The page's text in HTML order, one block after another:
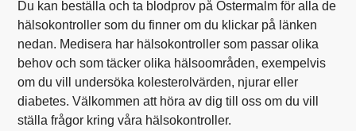
Du kan beställa och ta blodprov på Östermalm för alla de
hälsokontroller som du finner om du klickar på länken
nedan. Medisera har hälsokontroller som passar olika
behov och som täcker olika hälsoområden, exempelvis
om du vill undersöka kolesterolvärden, njurar eller
diabetes. Välkommen att höra av dig till oss om du vill
ställa frågor kring våra hälsokontroller.